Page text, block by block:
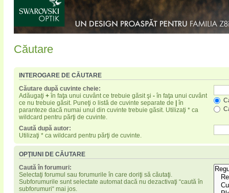
Căutare
INTEROGARE DE CĂUTARE
Căutare după cuvinte cheie:
Adăugaţi + în faţa unui cuvânt ce trebuie găsit şi - în faţa unui cuvânt
ce nu trebuie găsit. Puneţi o listă de cuvinte separate de
în
paranteze dacă numai unul din cuvinte trebuie găsit. Utilizaţi * ca
wildcard pentru părţi de cuvinte.
Caută după autor:
Utilizaţi * ca wildcard pentru părţi de cuvinte.
OPŢIUNI DE CĂUTARE
Caută în forumuri:
Selectaţi forumul sau forumurile în care doriţi să căutaţi.
Subforumurile sunt selectate automat dacă nu dezactivaţi “caută în
subforumuri“ mai jos.